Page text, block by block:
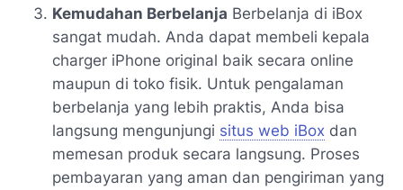
Kemudahan Berbelanja Berbelanja di iBox
sangat mudah. Anda dapat membeli kepala
charger iPhone original baik secara online
maupun di toko fisik. Untuk pengalaman
berbelanja yang lebih praktis, Anda bisa
langsung mengunjungi situs web iBox dan
memesan produk secara langsung. Proses
pembayaran yang aman dan pengiriman yang